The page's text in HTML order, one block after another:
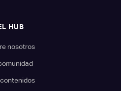
HUB
nosotros